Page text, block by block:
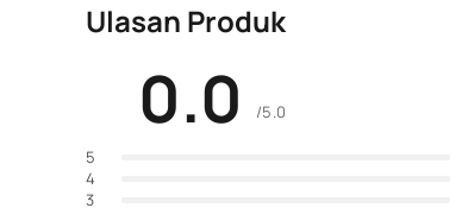
Ulasan Produk
0.0 /5.0
5
4
3